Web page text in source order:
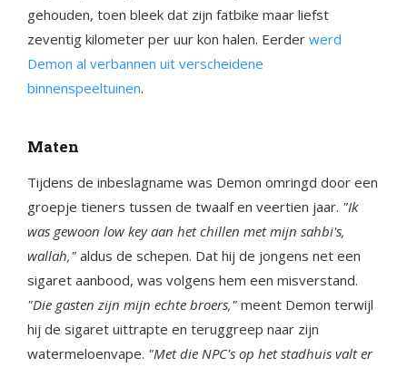
gehouden, toen bleek dat zijn fatbike maar liefst
zeventig kilometer per uur kon halen. Eerder werd
Demon al verbannen uit verscheidene
binnenspeeltuinen.
Maten
Tijdens de inbeslagname was Demon omringd door een
groepje tieners tussen de twaalf en veertien jaar. "Ik
was gewoon low key aan het chillen met mijn sahbi's,
wallah," aldus de schepen. Dat hij de jongens net een
sigaret aanbood, was volgens hem een misverstand.
"Die gasten zijn mijn echte broers," meent Demon terwijl
hij de sigaret uittrapte en teruggreep naar zijn
watermeloenvape. "Met die NPC's op het stadhuis valt er